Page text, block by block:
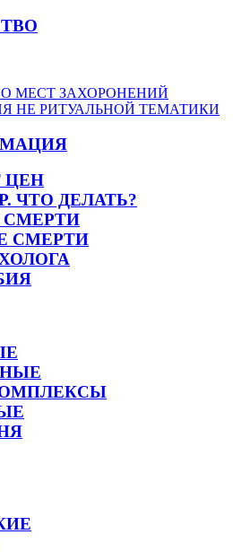
МЕСТ ЗАХОРОНЕНИЙ
НЕ РИТУАЛЬНОЙ ТЕМАТИКИ
ЦЕН
ЧТО ДЕЛАТЬ?
СМЕРТИ
СМЕРТИ